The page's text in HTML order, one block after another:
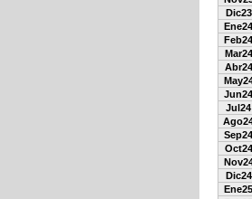
Dic23
Ene24
Feb24
Mar24
Abr24
Jun24
Jul24
Sep24
Oct24
Dic24
Ene25